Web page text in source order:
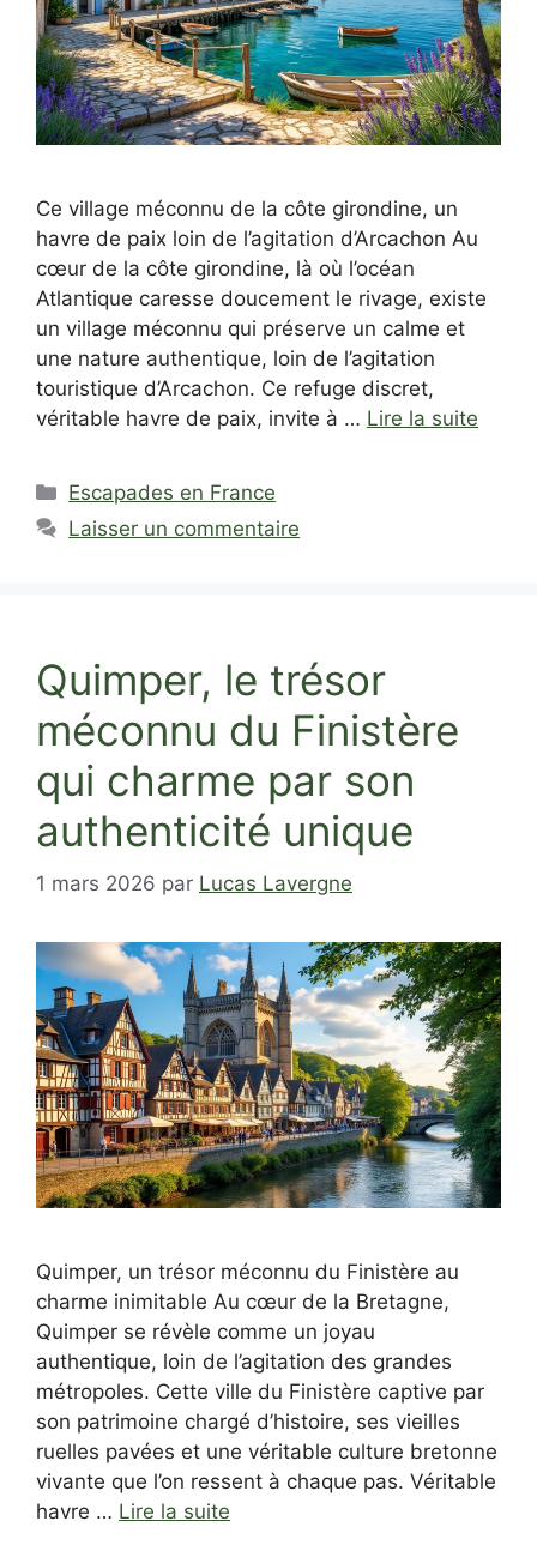
Ce village méconnu de la côte girondine, un
havre de paix loin de l’agitation d’Arcachon Au
cœur de la côte girondine, là où l’océan
Atlantique caresse doucement le rivage, existe
un village méconnu qui préserve un calme et
une nature authentique, loin de l’agitation
touristique d’Arcachon. Ce refuge discret,
véritable havre de paix, invite à … Lire la suite
Catégories
Escapades en France
Laisser un commentaire
Quimper, le trésor
méconnu du Finistère
qui charme par son
authenticité unique
1 mars 2026 par Lucas Lavergne
Quimper, un trésor méconnu du Finistère au
charme inimitable Au cœur de la Bretagne,
Quimper se révèle comme un joyau
authentique, loin de l’agitation des grandes
métropoles. Cette ville du Finistère captive par
son patrimoine chargé d’histoire, ses vieilles
ruelles pavées et une véritable culture bretonne
vivante que l’on ressent à chaque pas. Véritable
havre … Lire la suite